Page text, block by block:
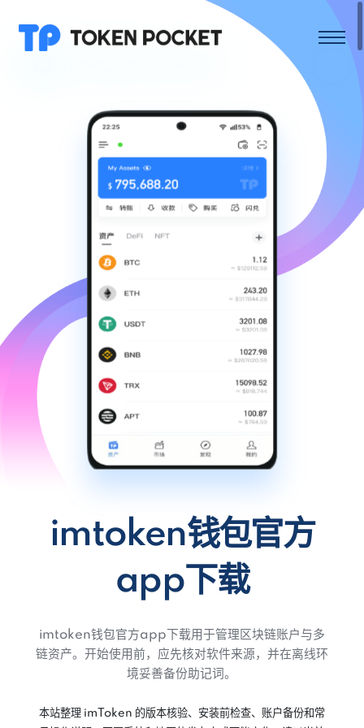
imtoken钱包官方
app下载
imtoken钱包官方app下载用于管理区块链账户与多
链资产。开始使用前，应先核对软件来源，并在离线环
境妥善备份助记词。
本站整理 imToken 的版本核验、安装前检查、账户备份和常